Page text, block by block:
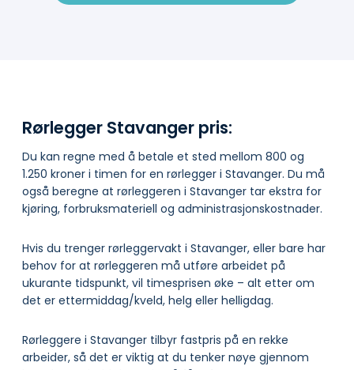
Rørlegger Stavanger pris:
Du kan regne med å betale et sted mellom 800 og
1.250 kroner i timen for en rørlegger i Stavanger. Du må
også beregne at rørleggeren i Stavanger tar ekstra for
kjøring, forbruksmateriell og administrasjonskostnader.
Hvis du trenger rørleggervakt i Stavanger, eller bare har
behov for at rørleggeren må utføre arbeidet på
ukurante tidspunkt, vil timesprisen øke – alt etter om
det er ettermiddag/kveld, helg eller helligdag.
Rørleggere i Stavanger tilbyr fastpris på en rekke
arbeider, så det er viktig at du tenker nøye gjennom